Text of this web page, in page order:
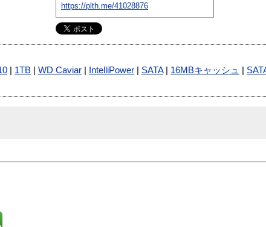
https://plth.me/41028876
1TB WD Caviar IntelliPower SATA| 16MBキャッシュ